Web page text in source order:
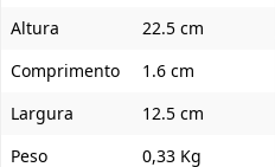
Altura
22.5 cm
Comprimento
1.6 cm
Largura
12.5 cm
Peso
0,33 Kg